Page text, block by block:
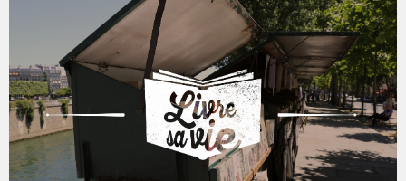
principal
LIVRE SA VIE